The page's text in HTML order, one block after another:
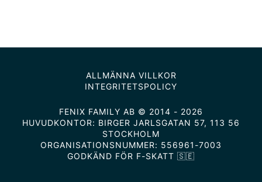
ALLMÄNNA VILLKOR
INTEGRITETSPOLICY
FENIX FAMILY AB © 2014 - 2026
HUVUDKONTOR: BIRGER JARLSGATAN 57, 113 56
STOCKHOLM
ORGANISATIONSNUMMER: 556961-7003
GODKÄND FÖR F-SKATT 🇸🇪